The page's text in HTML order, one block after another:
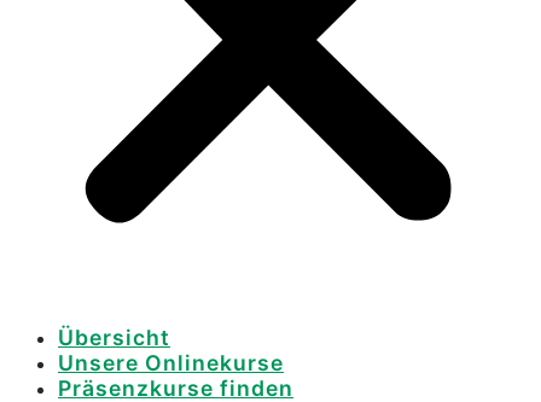
Übersicht
Unsere Onlinekurse
Präsenzkurse finden